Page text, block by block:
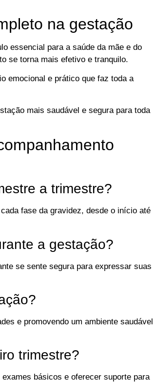
na gestação
essencial para a saúde da mãe e do
se torna mais efetivo e tranquilo.
emocional e prático que faz toda a
mais saudável e segura para toda
a trimestre?
fase da gravidez, desde o início até
a gestação?
se sente segura para expressar suas
e promovendo um ambiente saudável
trimestre?
básicos e oferecer suporte para